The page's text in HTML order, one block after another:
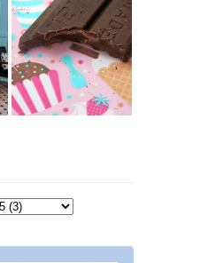
lung -
Australian
Queen and King
Snapper Dark
Chocolate &
Leather Flower
Give Away